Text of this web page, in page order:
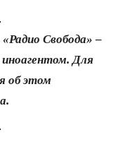
Свобода» –
Для
об этом